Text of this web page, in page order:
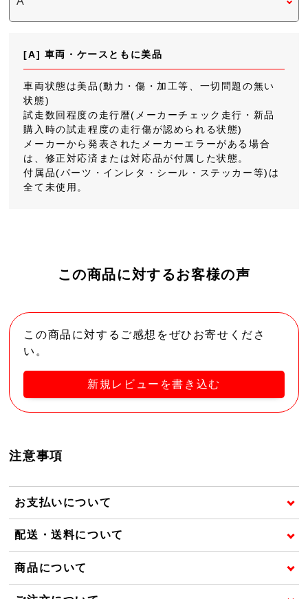
[A] 車両・ケースともに美品
車両状態は美品(動力・傷・加工等、一切問題の無い
状態)
試走数回程度の走行暦(メーカーチェック走行・新品
購入時の試走程度の走行傷が認められる状態)
メーカーから発表されたメーカーエラーがある場合
は、修正対応済または対応品が付属した状態。
付属品(パーツ・インレタ・シール・ステッカー等)は
全て未使用。
この商品に対するお客様の声
この商品に対するご感想をぜひお寄せくださ
い。
新規レビューを書き込む
注意事項
お支払いについて
配送・送料について
商品について